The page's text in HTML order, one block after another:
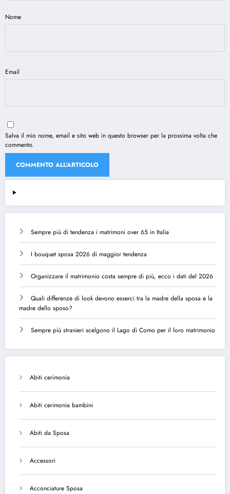
Nome
Email
Salva il mio nome, email e sito web in questo browser per la prossima volta che
commento.
Sempre più di tendenza i matrimoni over 65 in Italia
I bouquet sposa 2026 di maggior tendenza
Organizzare il matrimonio costa sempre di più, ecco i dati del 2026
Quali differenze di look devono esserci tra la madre della sposa e la
madre dello sposo?
Sempre più stranieri scelgono il Lago di Como per il loro matrimonio
Abiti cerimonia
Abiti cerimonia bambini
Abiti da Sposa
Accessori
Acconciature Sposa